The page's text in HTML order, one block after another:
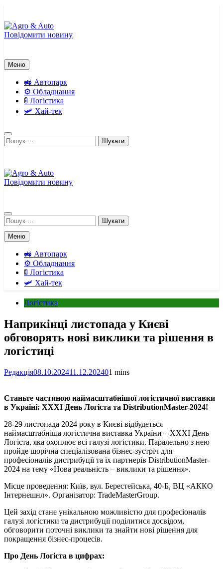
вмісту
Повідомити новину
Меню
🚜 Автопарк
⚙️ Обладнання
🚦 Логістика
🛩️ Хай-тек
Пошук:
Повідомити новину
Пошук:
Меню
🚜 Автопарк
⚙️ Обладнання
🚦 Логістика
🛩️ Хай-тек
Логістика
Наприкінці листопада у Києві
обговорять нові виклики та рішення в
логістиці
Редакція08.10.202411.12.202401 mins
Станьте частиною наймасштабнішоїлогістичної виставки
в Україні: XXXІ День Логіста та DistributionMaster-2024!
28-29 листопада 2024 року в Києві відбудеться
наймасштабніша логістична виставка України – XXXІ День
Логіста, яка охоплює всі галузі логістики. Паралельно з нею
пройде щорічна спеціалізована бізнес-зустріч для
професіоналів дистрибуції та їх партнерів DistributionMaster-
2024 на тему «Нова реальність – виклики та рішення».
Місце проведення: Київ, вул. Берестейська, 40-Б, ВЦ «АККО
Інтернешнл». Організатор: TradeMasterGroup.
Цей захід стане унікальною можливістю для професіоналів
галузі логістики та дистрибуції поділитися досвідом,
обговорити поточні виклики та знайти нові рішення для
покращення бізнес-процесів.
Про День Логіста в цифрах: